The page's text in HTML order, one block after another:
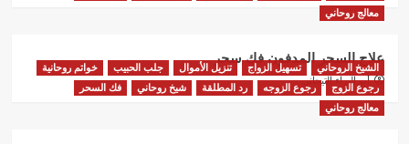
معالج روحاني
علاج السحر المدفون فك سحر
أبو البراء التيجاني
الشيخ الروحاني تسهيل الزواج تنزيل الأموال جلب الحبيب
خواتم روحانية
رجوع الزوج
رجوع الزوجه رد المطلقة شيخ روحاني
فك السحر
معالج روحاني